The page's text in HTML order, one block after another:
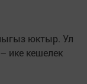
юктыр. Ул
ике кешелек